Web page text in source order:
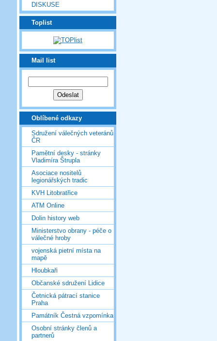
DISKUSE
Toplist
Mail list
Oblíbené odkazy
Sdružení válečných veteránů
ČR
Pamětní desky - stránky
Vladimíra Štrupla
Asociace nositelů
legionářských tradic
KVH Litobratřice
ATM Online
Dolin history web
Ministerstvo obrany - péče o
válečné hroby
vojenská pietní místa na
mapě
Hloubkaři
Občanské sdružení Lidice
Četnická pátrací stanice
Praha
Památník Čestná vzpomínka
Osobní stránky členů a
partnerů